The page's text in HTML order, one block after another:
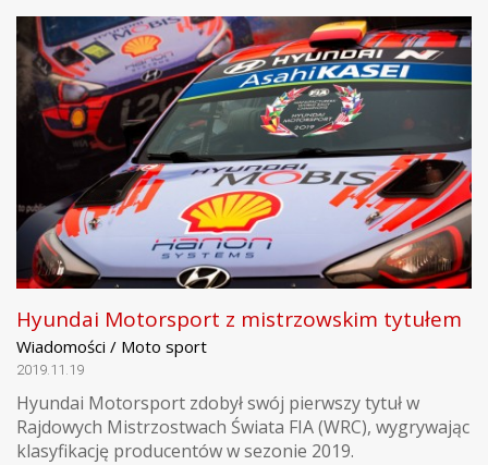
Hyundai Motorsport z mistrzowskim tytułem
Wiadomości / Moto sport
2019.11.19
Hyundai Motorsport zdobył swój pierwszy tytuł w
Rajdowych Mistrzostwach Świata FIA (WRC), wygrywając
klasyfikację producentów w sezonie 2019.